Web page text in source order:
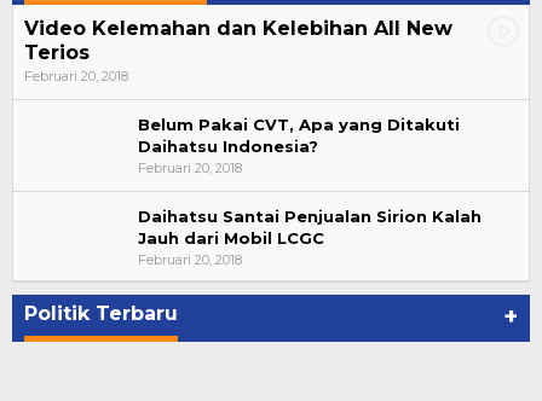
Video Kelemahan dan Kelebihan All New
Terios
Februari 20, 2018
Belum Pakai CVT, Apa yang Ditakuti
Daihatsu Indonesia?
Februari 20, 2018
Daihatsu Santai Penjualan Sirion Kalah
Jauh dari Mobil LCGC
Februari 20, 2018
Politik Terbaru +
Bupati Ahmad Hijazi, Hadiri Paripurna Hasil
Penetapan Paslon Bupati dan Wabup Te…
Di NASIONAL, POLITIK, REJANG LEBONG